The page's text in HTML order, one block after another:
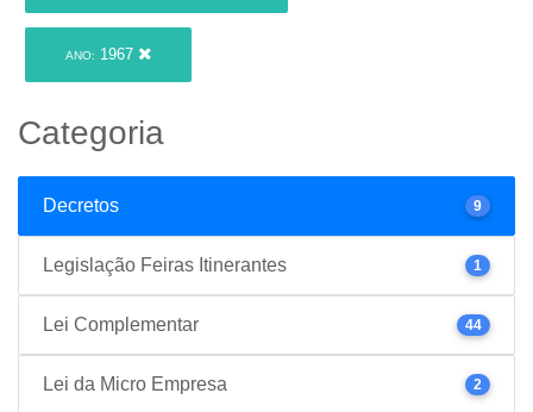
ANO: 1967
Categoria
Decretos 9
Legislação Feiras Itinerantes 1
Lei Complementar 44
Lei da Micro Empresa 2